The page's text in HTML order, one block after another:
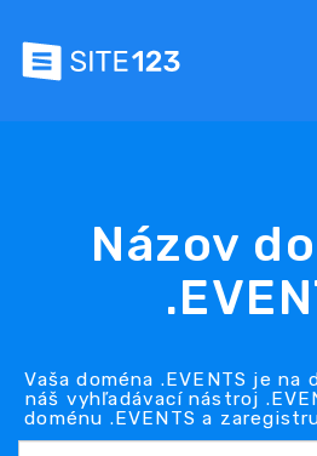
Názov
Vaša doména .EVENTS je na
náš vyhľadávací nástroj
doménu .EVENTS a